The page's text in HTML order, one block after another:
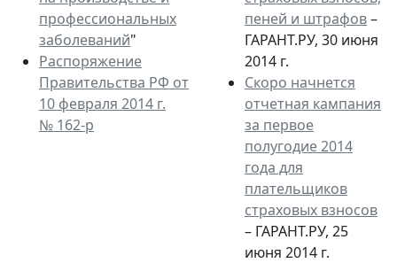
профессиональных
заболеваний"
Распоряжение
Правительства РФ от
10 февраля 2014 г.
№ 162-р
пеней и штрафов–
ГАРАНТ.РУ, 30 июня
2014 г.
Скоро начнется
отчетная кампания
за первое
полугодие 2014
года для
плательщиков
страховых взносов
– ГАРАНТ.РУ, 25
июня 2014 г.